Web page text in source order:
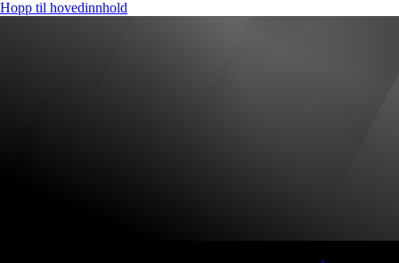
Hopp til hovedinnhold